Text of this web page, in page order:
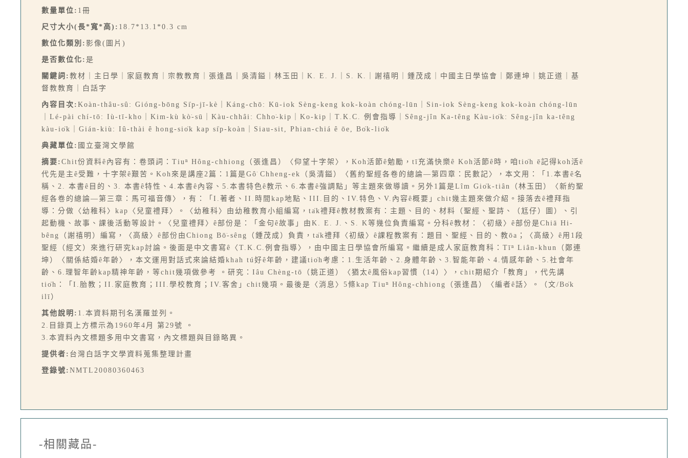
數量單位: 1冊
尺寸大小(長*寬*高): 18.7*13.1*0.3 cm
數位化類別: 影像(圖片)
是否數位化: 是
關鍵詞: 教材｜主日學｜家庭教育｜宗教教育｜張逢昌｜吳清鎰｜林玉田｜K. E. J.｜S. K.｜謝禧明｜鍾茂成｜中國主日學協會｜鄭連坤｜姚正道｜基
督教教育｜白話字
內容目次: Koàn-thâu-sû: Gióng-bōng Si̍p-jī-kè｜Káng-chō: Kū-iok Sèng-keng kok-koàn chóng-lūn｜Sin-iok Sèng-keng kok-koàn chóng-lūn
｜Lé-pài chí-tō: Iù-tī-kho｜Kim-kù kò͘-sū｜Kàu-chhâi: Chho͘-kip｜Ko-kip｜T.K.C. 例會指導｜Sêng-jîn Ka-têng Kàu-io̍k: Sêng-jîn ka-têng
kàu-io̍k｜Gián-kiù: Iû-thài ê hong-sio̍k kap si̍p-koàn｜Siau-sit, Phian-chiá ê ōe, Bo̍k-lio̍k
典藏單位: 國立臺灣文學館
摘要: Chit份資料ê內容有：卷頭詞：Tiuⁿ Hông-chhiong（張逢昌）〈仰望十字架〉，Koh活節ê勉勵，tī充滿快樂ê Koh活節ê時，咱tio̍h ē記得koh活ê
代先是主ê受難，十字架ê艱苦。Koh來是講座2篇：1篇是Gô͘ Chheng-ek（吳清鎰）〈舊約聖經各卷的總論—第四章：民數記〉，本文用：「1.本書ê名
稱、2. 本書ê目的、3. 本書ê特性、4.本書ê內容、5.本書特色ê教示、6.本書ê強調點」等主題來做導讀。另外1篇是Lîm Gio̍k-tiân（林玉田）〈新約聖
經各卷的總論—第三章：馬可福音傳〉，有：「I.著者、II.時間kap地點、III.目的、IV.特色、V.內容ê概要」chit幾主題來做介紹。接落去ê禮拜指
導：分做〈幼稚科〉kap〈兒童禮拜〉。〈幼稚科〉由幼稚教育小組編寫，ta̍k禮拜ê教材教案有：主題、目的、材料（聖經、聖詩、（尪仔）圖）、引
起動機、故事、課後活動等設計。〈兒童禮拜〉ê部份是：「金句ê故事」由K. E. J.、S. K等幾位負責編寫。分科ê教材：〈初級〉ê部份是Chiā Hi-
bêng（謝禧明）編寫，〈高級〉ê部份由Chiong Bō͘-sêng（鍾茂成）負責，ta̍k禮拜〈初級〉ê課程教案有：題目、聖經、目的、教ōa；〈高級〉ê用1段
聖經（經文）來進行研究kap討論。後面是中文書寫ê〈T.K.C.例會指導〉，由中國主日學協會所編寫。繼續是成人家庭教育科：Tīⁿ Liân-khun（鄭連
坤）〈關係結婚ê年齡〉，本文運用對話式來論結婚khah tú好ê年齡，建議tio̍h考慮：1.生活年齡、2.身體年齡、3.智能年齡、4.情感年齡、5.社會年
齡、6.理智年齡kap精神年齡，等chit幾項做參考 。研究：Iâu Chèng-tō（姚正道）〈猶太ê風俗kap習慣（14）〉，chit期紹介「教育」，代先講
tio̍h：「I.胎教；II.家庭教育；III.學校教育；IV.客舍」chit幾項。最後是〈消息〉5條kap Tiuⁿ Hông-chhiong（張逢昌）〈編者ê話〉。（文/Bo̍k
ilī）
其他說明: 1.本資料期刊名漢羅並列。
2.目錄頁上方標示為1960年4月 第29號 。
3.本資料內文標題多用中文書寫，內文標題與目錄略異。
提供者: 台灣白話字文學資料蒐集整理計畫
登錄號: NMTL20080360463
-相關藏品-